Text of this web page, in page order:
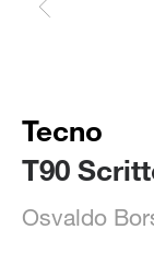
Tecno
T90
Osvaldo